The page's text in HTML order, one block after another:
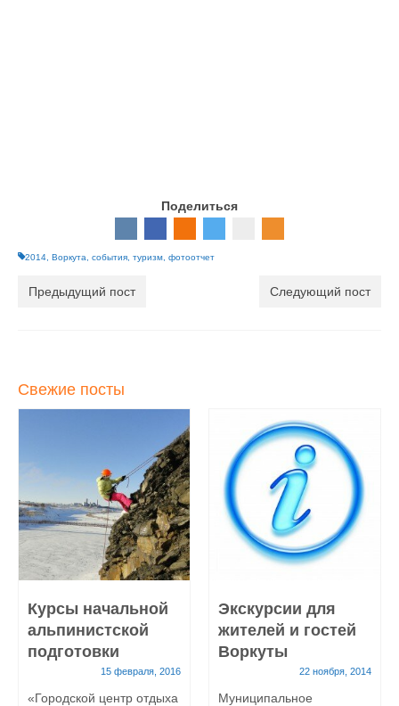
Поделиться
2014 Воркута события туризм фотоотчет
Предыдущий пост Следующий пост
Свежие посты
Курсы начальной
альпинистской
подготовки
15 февраля, 2016
«Городской центр отдыха
Экскурсии для
жителей и гостей
Воркуты
22 ноября, 2014
Муниципальное